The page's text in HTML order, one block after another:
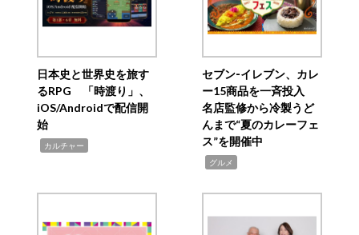
日本史と世界史を旅す
るRPG 「時渡り」、
iOS/Androidで配信開
始
カルチャー
セブン‐イレブン、カレ
ー15商品を一斉投入
名店監修から冷製うど
んまで“夏のカレーフェ
ス”を開催中
グルメ